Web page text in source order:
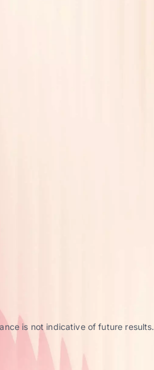
is not indicative of future results.